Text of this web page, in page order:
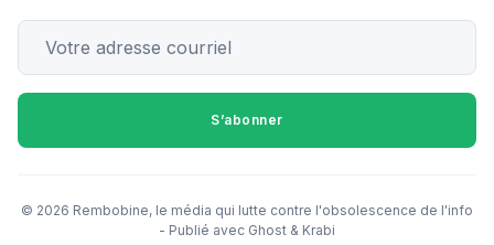
S’abonner
© 2026 Rembobine, le média qui lutte contre l'obsolescence de l'info
- Publié avec Ghost & Krabi